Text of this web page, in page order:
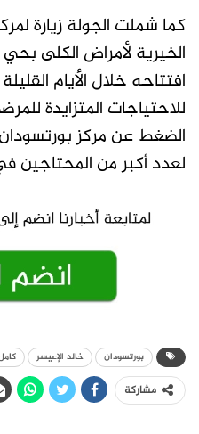
كما شملت الجولة زيارة
الخيرية لأمراض الكلى
افتتاحه خلال الأيام
للاحتياجات المتزايدة
الضغط عن مركز
لعدد أكبر من المحتاجين
بورتسودان خالد الإعيسر
مشاركة